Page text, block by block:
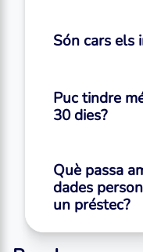
Són cars els
Puc tindre
30 dies?
Què passa
dades
un préstec?